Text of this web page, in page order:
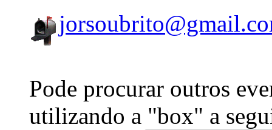
Pode procurar outros
utilizando a "box" a